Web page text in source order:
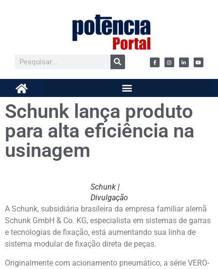
Schunk lança produto
para alta eficiência na
usinagem
Schunk |
Divulgação
A Schunk, subsidiária brasileira da empresa familiar alemã
Schunk GmbH & Co. KG, especialista em sistemas de garras
e tecnologias de fixação, está aumentando sua linha de
sistema modular de fixação direta de peças.
Originalmente com acionamento pneumático, a série VERO-